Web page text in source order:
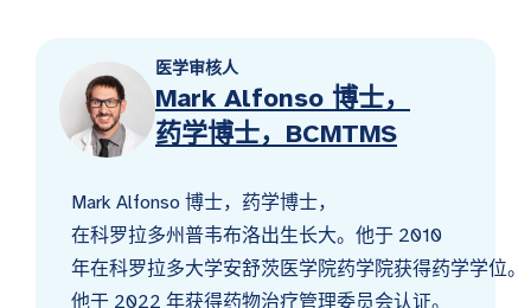
医学审核人
Mark Alfonso 博士，
药学博士，BCMTMS
Mark Alfonso 博士，药学博士，
在科罗拉多州普韦布洛出生长大。他于 2010
年在科罗拉多大学安舒茨医学院药学院获得药学学位。
他于 2022 年获得药物治疗管理委员会认证。